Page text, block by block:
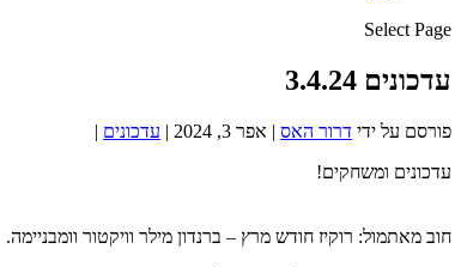
Select Page
עדכונים 3.4.24
פורסם על ידי דרור האס | אפר 3, 2024 | עדכונים |
עדכונים ומשחקים!
חוב מאתמול: רוקיז חודש מרץ – ברנדון מילר וויקטור וומבניימה.